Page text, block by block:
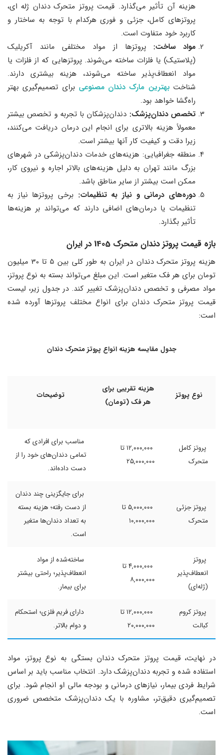
هزینه آن تأثیر می‌گذارد. قیمت پروتز متحرک دندان ژله ای،
پروتزهای کامل، جزئی و فوری هرکدام با توجه به ساختار و
کاربرد خود متفاوت است.
مواد ساخت: پروتزها از مواد مختلفی مانند آکریلیک
(پلاستیک) یا فلزات ساخته می‌شوند. پروتزهایی که از فلزات یا
مواد انعطاف‌پذیر ساخته می‌شوند، هزینه بیشتری دارند.
شناختبهترین مارک دندان مصنوعی برای تصمیم‌گیری بهتر
راه‌گشا خواهد بود.
تخصص دندان‌پزشک: دندان‌پزشکان با تجربه و تخصص بیشتر
معمولاً هزینه بالاتری برای انجام این درمان دریافت می‌کنند،
زیرا دقت و کیفیت کار آنها بیشتر است.
منطقه جغرافیایی: هزینه‌های خدمات دندان‌پزشکی در شهرهای
بزرگ مانند تهران به دلیل هزینه‌های بالاتر اجاره و نیروی کار،
ممکن است بیشتر از سایر مناطق باشد.
دوره‌های درمانی و نیاز به تنظیمات: برخی پروتزها نیاز به
تنظیمات یا درمان‌های اضافی دارند که می‌تواند بر هزینه‌ها
تأثیر بگذارد.
بازه قیمت پروتز دندان متحرک 1405 در ایران
هزینه پروتز متحرک دندان در ایران به طور کلی بین 5 تا 30 میلیون
تومان برای هر فک متغیر است. این مبلغ می‌تواند بسته به نوع پروتز،
مواد مصرفی و تخصص دندان‌پزشک تغییر کند. در جدول زیر، لیست
قیمت پروتز متحرک دندان برای انواع مختلف پروتزها آورده شده
است:
جدول مقایسه هزینه انواع پروتز متحرک دندان
نوع پروتز
هزینه تقریبی برای
هر فک (تومان)
توضیحات
پروتز کامل
متحرک
۱۲,۰۰۰,۰۰۰ تا
۲۵,۰۰۰,۰۰۰
مناسب برای افرادی که
تمامی دندان‌های خود را از
دست داده‌اند.
پروتز جزئی
متحرک
۵,۰۰۰,۰۰۰ تا
۱۰,۰۰۰,۰۰۰
برای جایگزینی چند دندان
از دست رفته؛ هزینه بسته
به تعداد دندان‌ها متغیر
است.
پروتز
انعطاف‌پذیر
(ژله‌ای)
۴,۰۰۰,۰۰۰ تا
۸,۰۰۰,۰۰۰
ساخته‌شده از مواد
انعطاف‌پذیر؛ راحتی بیشتر
برای بیمار.
پروتز کروم
کبالت
۱۲,۰۰۰,۰۰۰ تا
۲۰,۰۰۰,۰۰۰
دارای فریم فلزی؛ استحکام
و دوام بالاتر.
در نهایت، قیمت پروتز متحرک دندان بستگی به نوع پروتز، مواد
استفاده شده و تجربه دندان‌پزشک دارد. انتخاب مناسب باید بر اساس
شرایط فردی بیمار، نیازهای درمانی و بودجه مالی او انجام شود. برای
تصمیم‌گیری دقیق‌تر، مشاوره با یک دندان‌پزشک متخصص ضروری
است.